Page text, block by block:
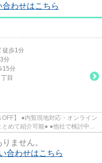
わせはこちら
徒歩1分
分
15分
丁目
】 ●内覧現地対応・オンライン
めて紹介可能● ●他社で検討中・
ません。
合わせはこちら